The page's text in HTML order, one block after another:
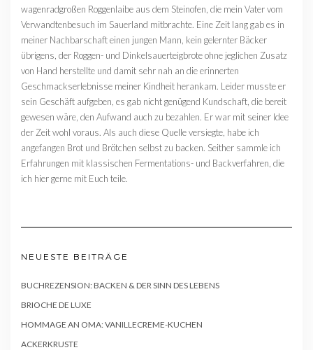
wagenradgroßen Roggenlaibe aus dem Steinofen, die mein Vater vom
Verwandtenbesuch im Sauerland mitbrachte. Eine Zeit lang gab es in
meiner Nachbarschaft einen jungen Mann, kein gelernter Bäcker
übrigens, der Roggen- und Dinkelsauerteigbrote ohne jeglichen Zusatz
von Hand herstellte und damit sehr nah an die erinnerten
Geschmackserlebnisse meiner Kindheit herankam. Leider musste er
sein Geschäft aufgeben, es gab nicht genügend Kundschaft, die bereit
gewesen wäre, den Aufwand auch zu bezahlen. Er war mit seiner Idee
der Zeit wohl voraus. Als auch diese Quelle versiegte, habe ich
angefangen Brot und Brötchen selbst zu backen. Seither sammle ich
Erfahrungen mit klassischen Fermentations- und Backverfahren, die
ich hier gerne mit Euch teile.
NEUESTE BEITRÄGE
BUCHREZENSION: BACKEN & DER SINN DES LEBENS
BRIOCHE DE LUXE
HOMMAGE AN OMA: VANILLECREME-KUCHEN
ACKERKRUSTE